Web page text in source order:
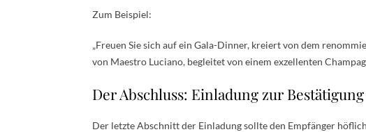
Zum Beispiel:
„Freuen Sie sich auf ein Gala-Dinner, kreiert von dem
von Maestro Luciano, begleitet von einem exzellenten
Der Abschluss: Einladung zur
Der letzte Abschnitt der Einladung sollte den Empfänger